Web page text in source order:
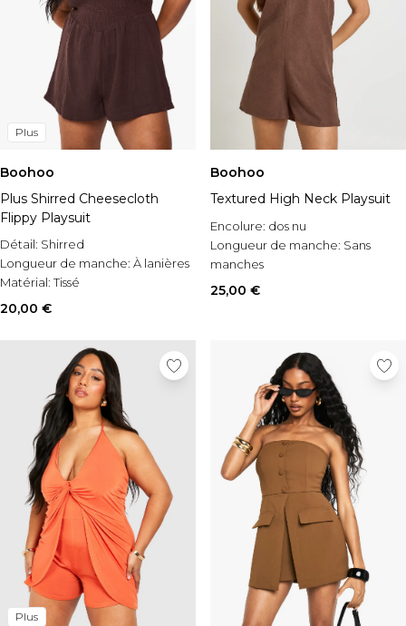
Plus
Boohoo
Plus Shirred Cheesecloth
Flippy Playsuit
Détail: Shirred
Longueur de manche: À lanières
Matérial:Tissé
20,00 €
Boohoo
Textured High Neck Playsuit
Encolure: dos nu
Longueur de manche: Sans
manches
Occasion:
25,00 €
Plus